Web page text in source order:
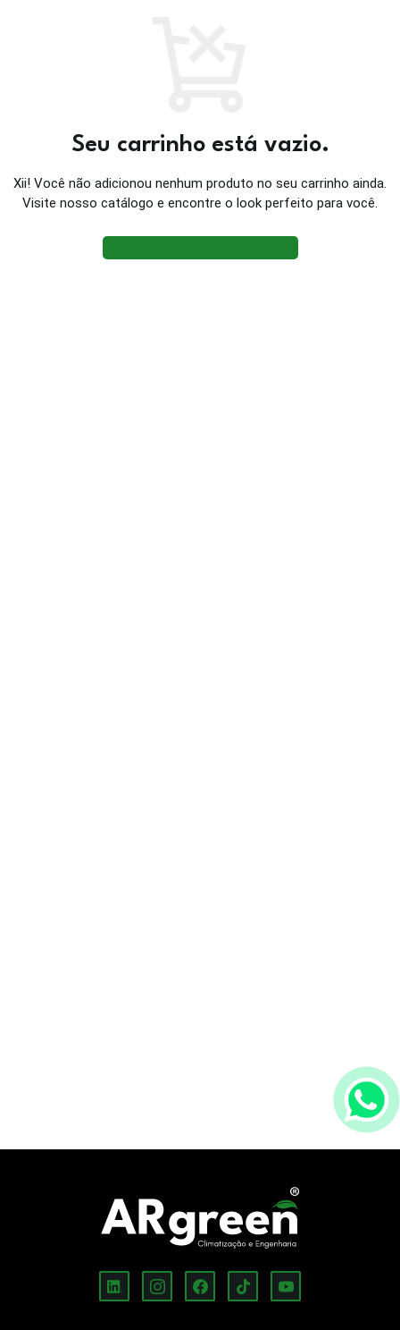
Seu carrinho está vazio.
Xii! Você não adicionou nenhum produto no seu carrinho ainda.
Visite nosso catálogo e encontre o look perfeito para você.